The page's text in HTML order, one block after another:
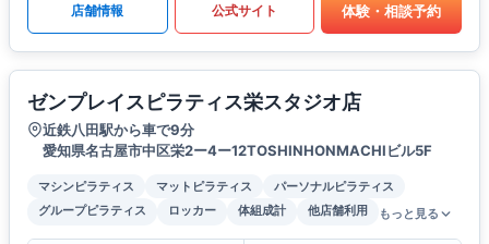
店舗情報 公式サイト 体験・相談予約
ゼンプレイスピラティス栄スタジオ店
近鉄八田駅から車で9分
愛知県名古屋市中区栄2ー4ー12TOSHINHONMACHIビル5F
マシンピラティス マットピラティス
パーソナルピラティス
グループピラティス
ロッカー 体組成計 他店舗利用 もっと見る